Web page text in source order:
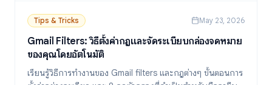
Tips & Tricks May 23, 2026
Gmail Filters: วิธีตั้งค่ากฎและจัดระเบียบกล่องจดหมาย
ของคุณโดยอัตโนมัติ
เรียนรู้วิธีการทำงานของ Gmail filters และกฎต่างๆ ขั้นตอนการ